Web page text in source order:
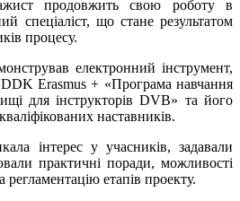
продовжить свою роботу в
спеціаліст, що стане результатом
процесу.
електронний інструмент,
Erasmus + «Програма навчання
для інструкторів DVB» та його
наставників.
інтерес у учасників, задавали
практичні поради, можливості
регламентацію етапів проекту.